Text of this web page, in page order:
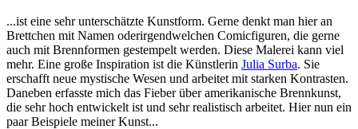
...ist eine sehr unterschätzte Kunstform. Gerne denkt man hier an
Brettchen mit Namen oderirgendwelchen Comicfiguren, die gerne
auch mit Brennformen gestempelt werden. Diese Malerei kann viel
mehr. Eine große Inspiration ist die Künstlerin Julia Surba. Sie
erschafft neue mystische Wesen und arbeitet mit starken Kontrasten.
Daneben erfasste mich das Fieber über amerikanische Brennkunst,
die sehr hoch entwickelt ist und sehr realistisch arbeitet. Hier nun ein
paar Beispiele meiner Kunst...